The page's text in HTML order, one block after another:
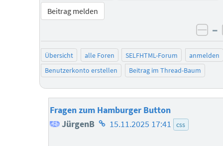
Beitrag melden
–
Übersicht alle Foren SELFHTML-Forum
anmelden
Benutzerkonto erstellen
Beitrag im Thread-Baum
Fragen zum Hamburger Button
JürgenB Homepage
15.11.2025 17:41 css